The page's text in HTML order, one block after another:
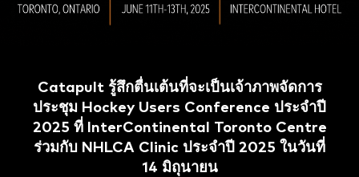
Catapult รู้สึกตื่นเต้นที่จะเป็นเจ้าภาพจัดการ
ประชุม Hockey Users Conference ประจำปี
2025 ที่ InterContinental Toronto Centre
ร่วมกับ NHLCA Clinic ประจำปี 2025 ในวันที่
14 มิถุนายน